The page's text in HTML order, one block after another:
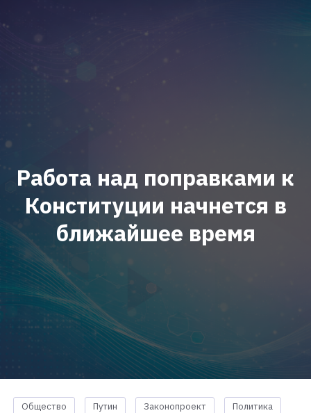
Работа над поправками к
Конституции начнется в
ближайшее время
Общество Путин Законопроект Политика